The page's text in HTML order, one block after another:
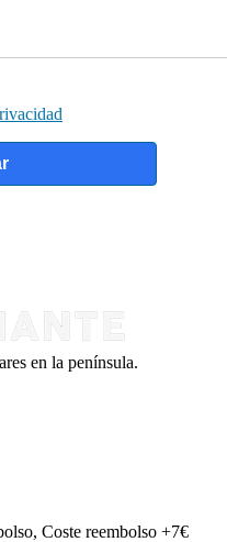
en la península.
Coste reembolso +7€